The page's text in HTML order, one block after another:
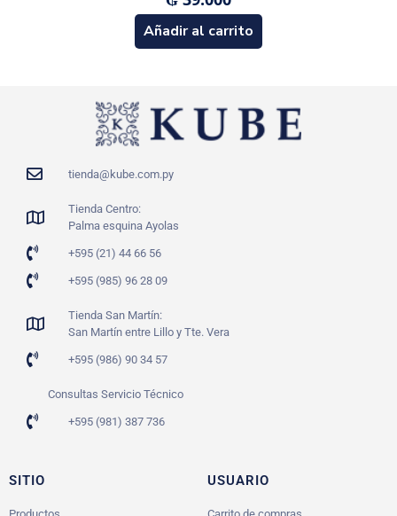
Añadir al carrito
tienda@kube.com.py
Tienda Centro:
Palma esquina Ayolas
+595 (21) 44 66 56
+595 (985) 96 28 09
Tienda San Martín:
San Martín entre Lillo y Tte. Vera
+595 (986) 90 34 57
Consultas Servicio Técnico
+595 (981) 387 736
SITIO USUARIO